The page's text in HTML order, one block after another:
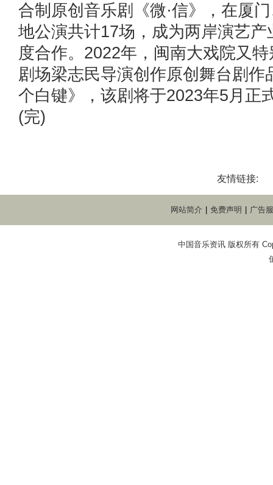
合制原创音乐剧《微·信》，在厦
地公演共计17场，成为两岸演艺产
度合作。2022年，闽南大戏院又
剧场梁志民导演创作原创舞台剧作
个白键》，该剧将于2023年5月正
(完)
友情链接:
网站简介 免费声明 广告
中国音乐资讯 版权所有